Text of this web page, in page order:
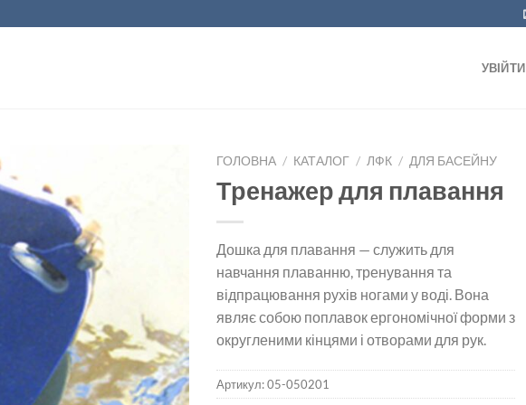
УВІЙТИ
ГОЛОВНА / КАТАЛОГ / ЛФК / ДЛЯ БАСЕЙНУ
Тренажер для плавання
Дошка для плавання — служить для
навчання плаванню, тренування та
відпрацювання рухів ногами у воді. Вона
являє собою поплавок ергономічної форми з
округленими кінцями і отворами для рук.
Артикул:05-050201